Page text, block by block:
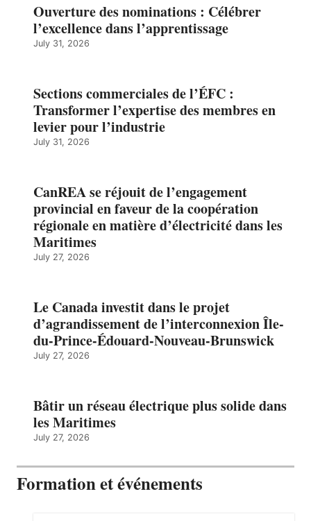
Ouverture des nominations : Célébrer
l’excellence dans l’apprentissage
July 31, 2026
Sections commerciales de l’ÉFC :
Transformer l’expertise des membres en
levier pour l’industrie
July 31, 2026
CanREA se réjouit de l’engagement
provincial en faveur de la coopération
régionale en matière d’électricité dans les
Maritimes
July 27, 2026
Le Canada investit dans le projet
d’agrandissement de l’interconnexion Île-
du-Prince-Édouard-Nouveau-Brunswick
July 27, 2026
Bâtir un réseau électrique plus solide dans
les Maritimes
July 27, 2026
Formation et événements